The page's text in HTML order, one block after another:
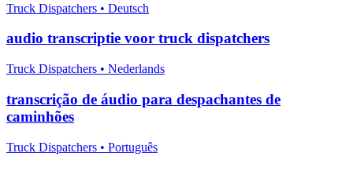
Truck Dispatchers • Deutsch
audio transcriptie voor truck dispatchers
Truck Dispatchers • Nederlands
transcrição de áudio para despachantes de
caminhões
Truck Dispatchers • Português